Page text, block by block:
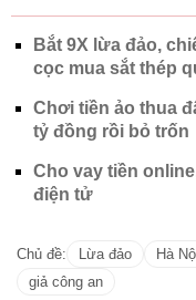
Bắt 9X lừa đảo,
cọc mua sắt thép
Chơi tiền ảo thua
tỷ đồng rồi bỏ trốn
Cho vay tiền
điện tử
Chủ đề: Lừa đảo Hà
giả công an